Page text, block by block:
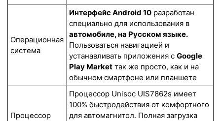
Операционная
система
Интерфейс Android 10 разработан
специально для использования в
автомобиле, на Русском языке.
Пользоваться навигацией и
устанавливать приложения с Google
Play Market так же просто, как и на
обычном смартфоне или планшете
Процессор
Процессор Unisoc UIS7862s имеет
100% быстродействия от комфортного
для автомагнитол. Полная загрузка